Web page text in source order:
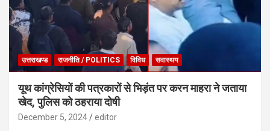
उत्तराखण्ड राजनीति / POLITICS विविध सवास्थय
यूथ कांग्रेसियों की पत्रकारों से भिड़ंत पर करन माहरा ने जताया
खेद, पुलिस को ठहराया दोषी
December 5, 2024 editor